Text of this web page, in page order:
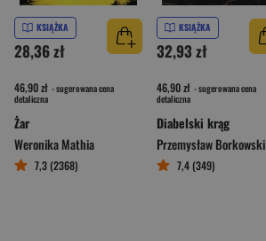
KSIĄŻKA
28,36 zł
46,90 zł - sugerowana cena
detaliczna
Żar
Weronika Mathia
7,3 (2368)
KSIĄŻKA
32,93 zł
46,90 zł - sugerowana cena
detaliczna
Diabelski krąg
Przemysław Borkowski
7,4 (349)